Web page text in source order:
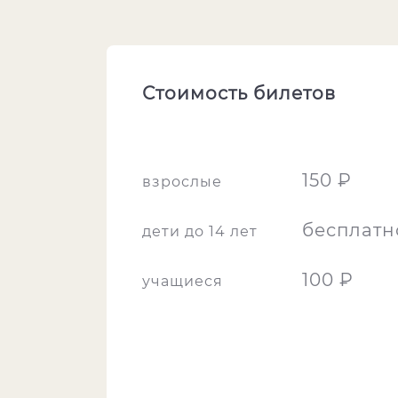
Стоимость билетов
взрослые 150 ₽
дети до 14 лет
учащиеся 100 ₽